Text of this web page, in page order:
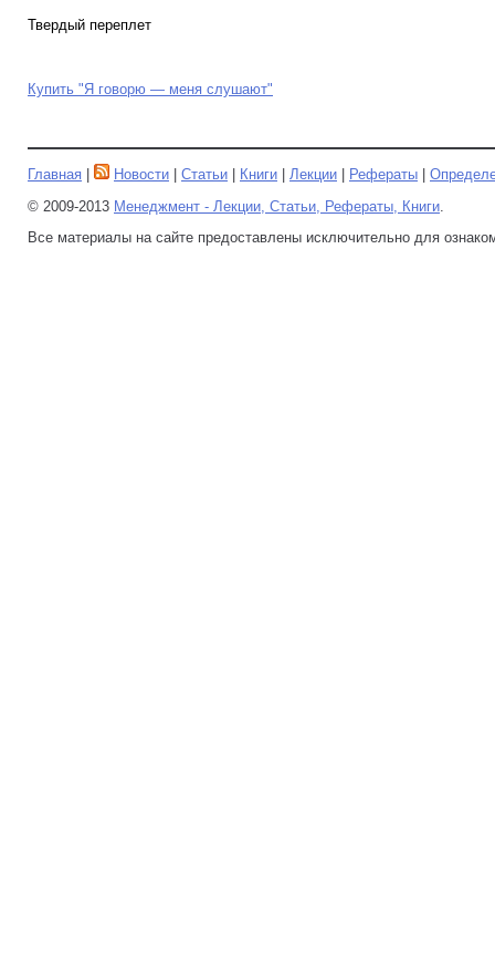
Твердый переплет
Купить "Я говорю — меня слушают"
Главная Новости Статьи Книги Лекции Рефераты
© 2009-2013 Менеджмент - Лекции, Статьи, Рефераты, Книги
Все материалы на сайте предоставлены исключительно для